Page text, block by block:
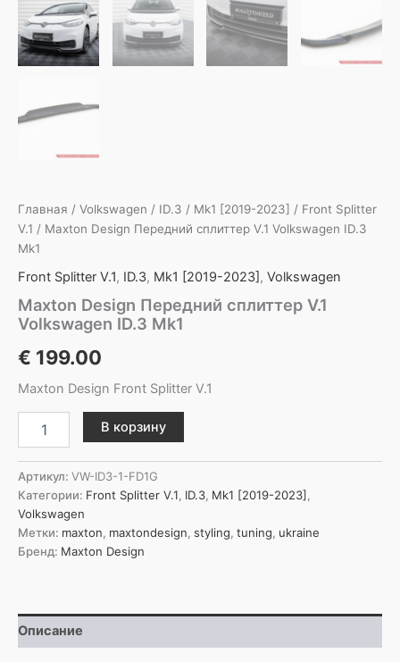
Главная / Volkswagen / ID.3 / Mk1 [2019-2023] / Front Splitter
V.1 / Maxton Design Передний сплиттер V.1 Volkswagen ID.3
Mk1
Front Splitter V.1, ID.3, Mk1 [2019-2023] , Volkswagen
Maxton Design Передний сплиттер V.1
Volkswagen ID.3 Mk1
€ 199.00
Maxton Design Front Splitter V.1
товара
Design
Передний
сплиттер
V.1
Volkswagen
ID.3
В корзину
Артикул: VW-ID3-1-FD1G
Категории: Front Splitter V.1, ID.3, Mk1 [2019-2023],
Volkswagen
Метки: maxton, maxtondesign, styling, tuning, ukraine
Бренд: Maxton Design
Описание